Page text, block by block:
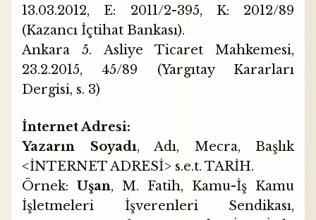
13.03.2012, E: 2011/2-395, K: 2012/89
(Kazancı İçtihat Bankası).
Ankara 5. Asliye Ticaret Mahkemesi,
23.2.2015, 45/89 (Yargıtay Kararları
Dergisi, s. 3)
İnternet Adresi:
Yazarın Soyadı, Adı, Mecra, Başlık
<İNTERNET ADRESİ> s.e.t. TARİH.
Örnek: Uşan, M. Fatih, Kamu-İş Kamu
İşletmeleri İşverenleri Sendikası,